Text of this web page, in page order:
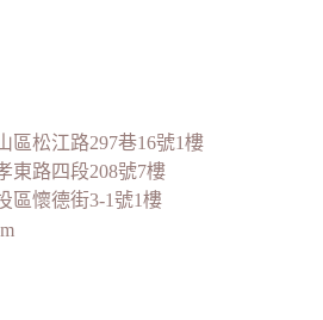
區松江路297巷16號1樓
東路四段208號7樓
區懷德街3-1號1樓